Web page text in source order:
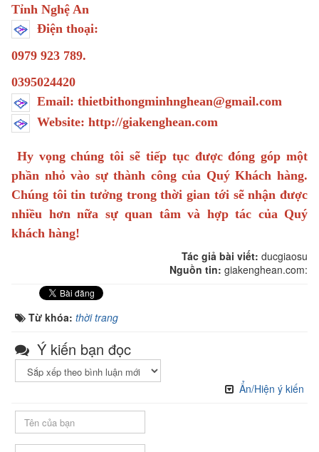
Tỉnh Nghệ An
Điện thoại:
0979 923 789.
0395024420
Email: thietbithongminhnghean@gmail.com
Website: http://giakenghean.com
Hy vọng chúng tôi sẽ tiếp tục được đóng góp một
phần nhỏ vào sự thành công của Quý Khách hàng.
Chúng tôi tin tưởng trong thời gian tới sẽ nhận được
nhiều hơn nữa sự quan tâm và hợp tác của Quý
khách hàng!
Tác giả bài viết: ducgiaosu
Nguồn tin: giakenghean.com:
Từ khóa: thời trang
Ý kiến bạn đọc
Ẩn/Hiện ý kiến